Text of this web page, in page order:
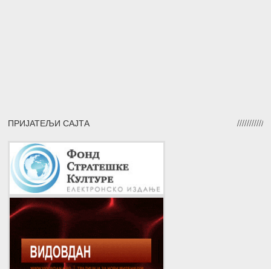
ПРИЈАТЕЉИ САЈТА